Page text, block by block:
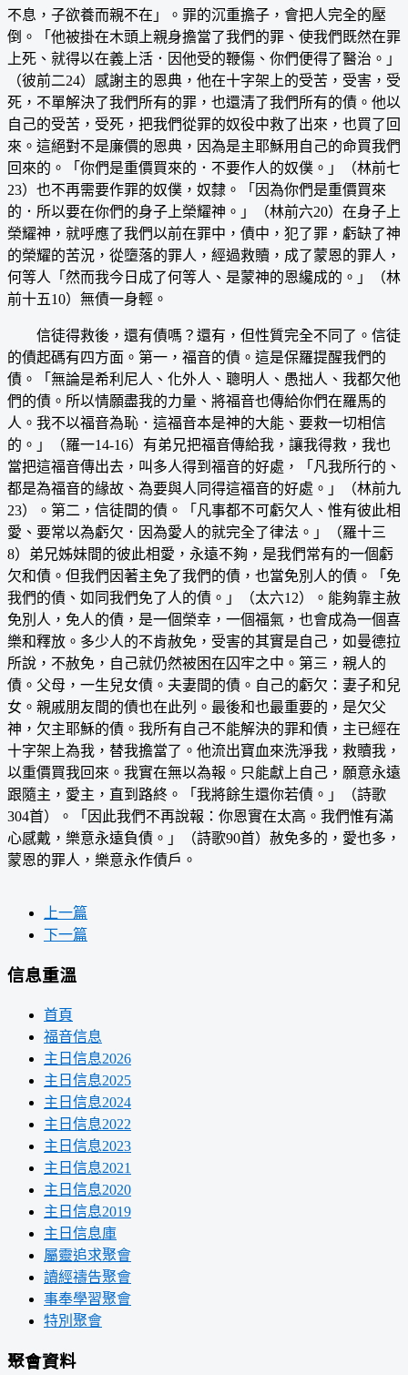
不息，子欲養而親不在」。罪的沉重擔子，會把人完全的壓
倒。「他被掛在木頭上親身擔當了我們的罪、使我們既然在罪
上死、就得以在義上活．因他受的鞭傷、你們便得了醫治。」
（彼前二24）感謝主的恩典，他在十字架上的受苦，受害，受
死，不單解決了我們所有的罪，也還清了我們所有的債。他以
自己的受苦，受死，把我們從罪的奴役中救了出來，也買了回
來。這絕對不是廉價的恩典，因為是主耶穌用自己的命買我們
回來的。「你們是重價買來的．不要作人的奴僕。」（林前七
23）也不再需要作罪的奴僕，奴隸。「因為你們是重價買來
的．所以要在你們的身子上榮耀神。」（林前六20）在身子上
榮耀神，就呼應了我們以前在罪中，債中，犯了罪，虧缺了神
的榮耀的苦況，從墮落的罪人，經過救贖，成了蒙恩的罪人，
何等人「然而我今日成了何等人、是蒙神的恩纔成的。」（林
前十五10）無債一身輕。
信徒得救後，還有債嗎？還有，但性質完全不同了。信徒
的債起碼有四方面。第一，福音的債。這是保羅提醒我們的
債。「無論是希利尼人、化外人、聰明人、愚拙人、我都欠他
們的債。所以情願盡我的力量、將福音也傳給你們在羅馬的
人。我不以福音為恥．這福音本是神的大能、要救一切相信
的。」（羅一14-16）有弟兄把福音傳給我，讓我得救，我也
當把這福音傳出去，叫多人得到福音的好處，「凡我所行的、
都是為福音的緣故、為要與人同得這福音的好處。」（林前九
23）。第二，信徒間的債。「凡事都不可虧欠人、惟有彼此相
愛、要常以為虧欠．因為愛人的就完全了律法。」（羅十三
8）弟兄姊妹間的彼此相愛，永遠不夠，是我們常有的一個虧
欠和債。但我們因著主免了我們的債，也當免別人的債。「免
我們的債、如同我們免了人的債。」（太六12）。能夠靠主赦
免別人，免人的債，是一個榮幸，一個福氣，也會成為一個喜
樂和釋放。多少人的不肯赦免，受害的其實是自己，如曼德拉
所說，不赦免，自己就仍然被困在囚牢之中。第三，親人的
債。父母，一生兒女債。夫妻間的債。自己的虧欠：妻子和兒
女。親戚朋友間的債也在此列。最後和也最重要的，是欠父
神，欠主耶穌的債。我所有自己不能解決的罪和債，主已經在
十字架上為我，替我擔當了。他流出寶血來洗淨我，救贖我，
以重價買我回來。我實在無以為報。只能獻上自己，願意永遠
跟隨主，愛主，直到路終。「我將餘生還你若債。」（詩歌
304首）。「因此我們不再說報：你恩實在太高。我們惟有滿
心感戴，樂意永遠負債。」（詩歌90首）赦免多的，愛也多，
蒙恩的罪人，樂意永作債戶。
上一篇
下一篇
信息重溫
首頁
福音信息
主日信息2026
主日信息2025
主日信息2024
主日信息2022
主日信息2023
主日信息2021
主日信息2020
主日信息2019
主日信息庫
屬靈追求聚會
讀經禱告聚會
事奉學習聚會
特別聚會
聚會資料